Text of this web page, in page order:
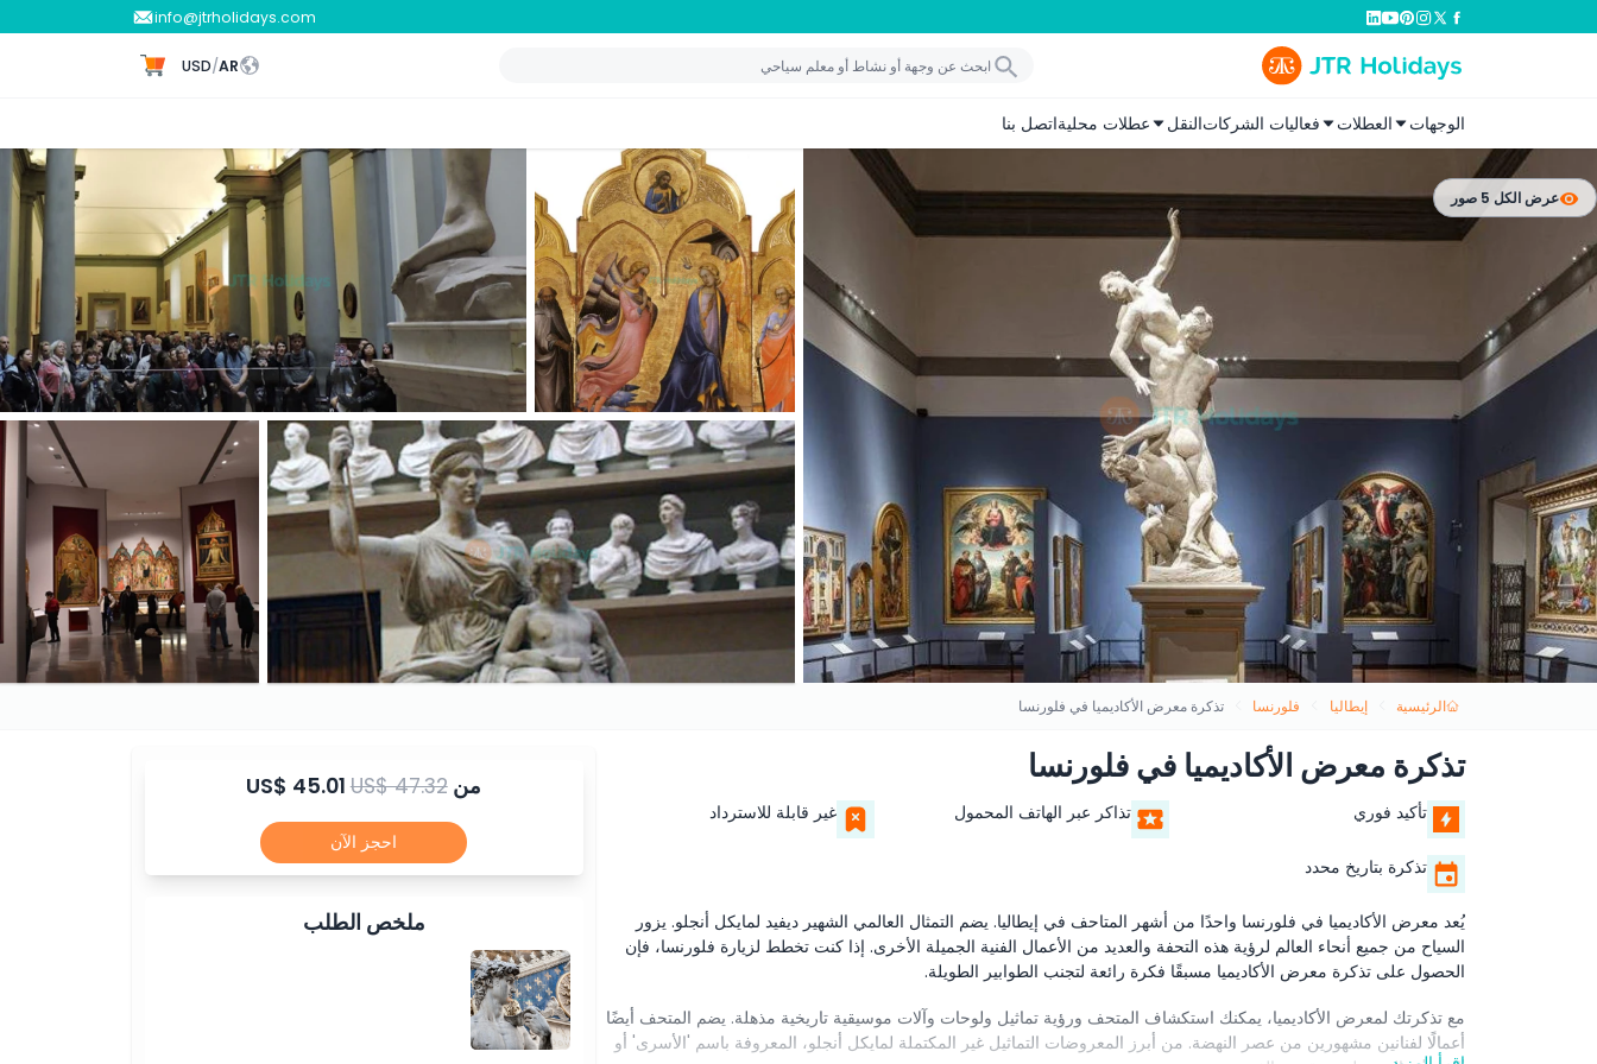
info@jtrholidays.com
AR
/
USD
الوجهات العطلات فعاليات الشركاتالنقل عطلات محليةاتصل بنا
عرض الكل 5 صور
الرئيسية إيطاليا فلورنسا تذكرة معرض الأكاديميا في فلورنسا
تذكرة معرض الأكاديميا في فلورنسا
تأكيد فوري تذاكر عبر الهاتف المحمول غير قابلة للاسترداد
تذكرة بتاريخ محدد
يُعد معرض الأكاديميا في فلورنسا واحدًا من أشهر المتاحف في إيطاليا. يضم التمثال العالمي الشهير ديفيد لمايكل أنجلو. يزور
السياح من جميع أنحاء العالم لرؤية هذه التحفة والعديد من الأعمال الفنية الجميلة الأخرى. إذا كنت تخطط لزيارة فلورنسا، فإن
الحصول على تذكرة معرض الأكاديميا مسبقًا فكرة رائعة لتجنب الطوابير الطويلة.
مع تذكرتك لمعرض الأكاديميا، يمكنك استكشاف المتحف ورؤية تماثيل ولوحات وآلات موسيقية تاريخية مذهلة. يضم المتحف أيضًا
أعمالًا لفنانين مشهورين من عصر النهضة. من أبرز المعروضات التماثيل غير المكتملة لمايكل أنجلو، المعروفة باسم 'الأسرى' أو
من US$ 45.01US$ 47.32
احجز الآن
ملخص الطلب